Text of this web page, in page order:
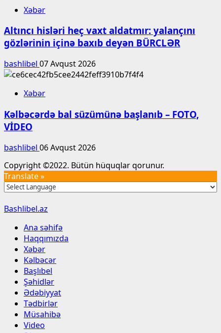
Xəbər
Altıncı hisləri heç vaxt aldatmır: yalançını
gözlərinin içinə baxıb deyən BÜRCLƏR
bashlibel 07 Avqust 2026
Xəbər
Kəlbəcərdə bal süzümünə başlanıb – FOTO,
VİDEO
bashlibel 06 Avqust 2026
Copyright ©2022. Bütün hüquqlar qorunur.
Translate »
Bashlibel.az
Ana səhifə
Haqqımızda
Xəbər
Kəlbəcər
Başlıbel
Şəhidlər
Ədəbiyyat
Tədbirlər
Müsahibə
Video